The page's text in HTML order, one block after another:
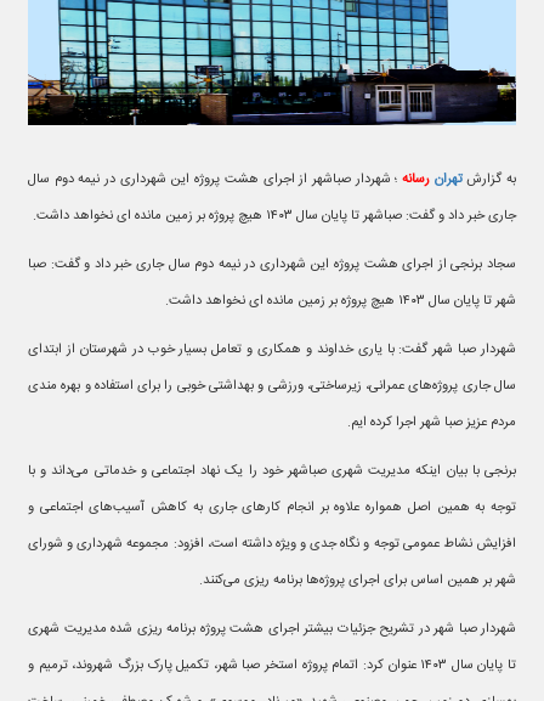
به گزارش تهرانرسانه ؛ شهردار صباشهر از اجرای هشت پروژه این شهرداری در نیمه دوم سال
جاری خبر داد و گفت: صباشهر تا پایان سال ۱۴۰۳ هیچ پروژه بر زمین مانده ای نخواهد داشت.
سجاد برنجی از اجرای هشت پروژه این شهرداری در نیمه دوم سال جاری خبر داد و گفت: صبا
شهر تا پایان سال ۱۴۰۳ هیچ پروژه بر زمین مانده ای نخواهد داشت.
شهردار صبا شهر گفت: با یاری خداوند و همکاری و تعامل بسیار خوب در شهرستان از ابتدای
سال جاری پروژه‌های عمرانی، زیرساختی، ورزشی و بهداشتی خوبی را برای استفاده و بهره مندی
مردم عزیز صبا شهر اجرا کرده ایم.
برنجی با بیان اینکه مدیریت شهری صباشهر خود را یک نهاد اجتماعی و خدماتی می‌داند و با
توجه به همین اصل همواره علاوه بر انجام کارهای جاری به کاهش آسیب‌های اجتماعی و
افزایش نشاط عمومی توجه و نگاه جدی و ویژه داشته است، افزود: مجموعه شهرداری و شورای
شهر بر همین اساس برای اجرای پروژه‌ها برنامه ریزی می‌کنند.
شهردار صبا شهر در تشریح جزئیات بیشتر اجرای هشت پروژه برنامه ریزی شده مدیریت شهری
تا پایان سال ۱۴۰۳ عنوان کرد: اتمام پروژه استخر صبا شهر، تکمیل پارک بزرگ شهروند، ترمیم و